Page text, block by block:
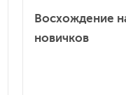
новичков